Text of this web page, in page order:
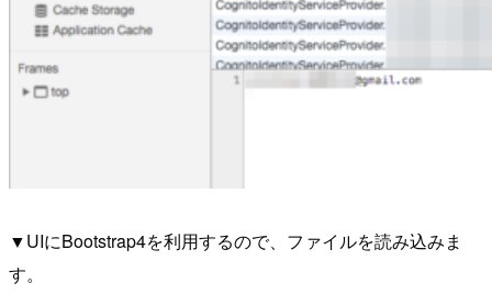
▼UIにBootstrap4を利用するので、ファイルを読み込みま
す。